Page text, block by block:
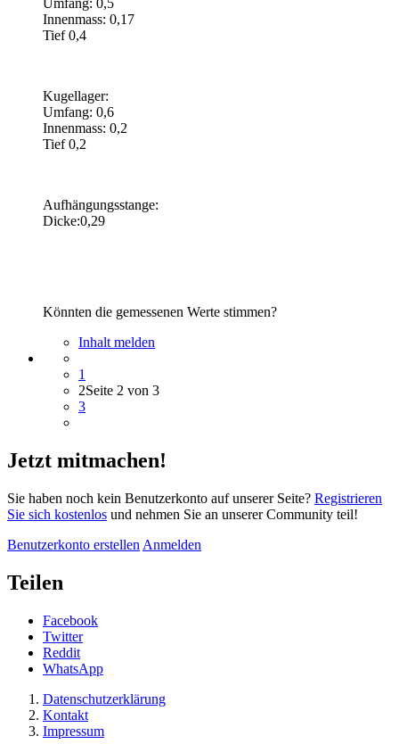
Umfang: 0,5
Innenmass: 0,17
Tief 0,4
Kugellager:
Umfang: 0,6
Innenmass: 0,2
Tief 0,2
Aufhängungsstange:
Dicke:0,29
Könnten die gemessenen Werte stimmen?
Inhalt melden
1
2Seite 2 von 3
3
Jetzt mitmachen!
Sie haben noch kein Benutzerkonto auf unserer Seite? Registrieren
Sie sich kostenlos und nehmen Sie an unserer Community teil!
Benutzerkonto erstellen Anmelden
Teilen
Facebook
Twitter
Reddit
WhatsApp
Datenschutzerklärung
Kontakt
Impressum